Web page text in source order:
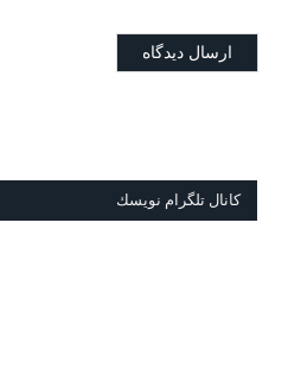
كانال تلگرام نويسك